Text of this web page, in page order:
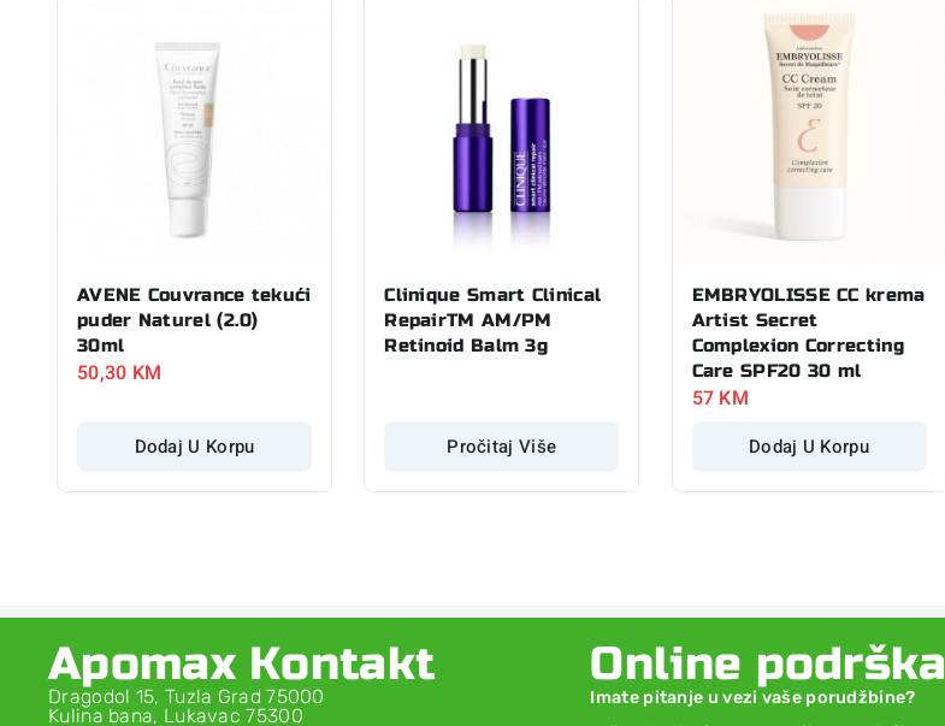
AVENE Couvrance tekući
puder Naturel (2.0)
30ml
50,30 KM
Dodaj U Korpu
Clinique Smart Clinical
RepairTM AM/PM
Retinoid Balm 3g
Pročitaj Više
EMBRYOLISSE CC krema
Artist Secret
Complexion Correcting
Care SPF20 30 ml
57 KM
Dodaj U Korpu
Apomax Kontakt
Dragodol 15, Tuzla Grad 75000
Kulina bana, Lukavac 75300
Online podrška
Imate pitanje u vezi vaše porudžbine?